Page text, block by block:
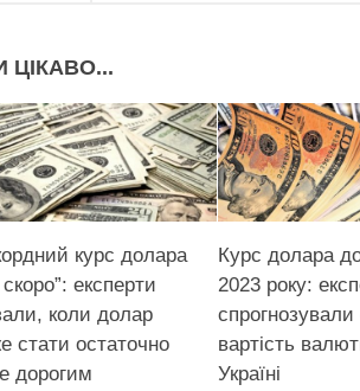
курс долара
експерти
коли долар
стати остаточно
дорогим
Курс долара
2023 року:
вартість
Україні